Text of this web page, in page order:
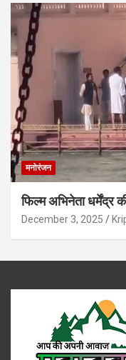
मनोरंजन
फिल्म अभिनेता धर्मेंद्र
December 3, 2025